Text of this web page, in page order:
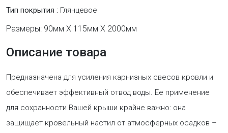
Тип покрытия : Глянцевое
Размеры: 90мм X 115мм X 2000мм
Описание товара
Предназначена для усиления карнизных свесов кровли и
обеспечивает эффективный отвод воды. Ее применение
для сохранности Вашей крыши крайне важно: она
защищает кровельный настил от атмосферных осадков –